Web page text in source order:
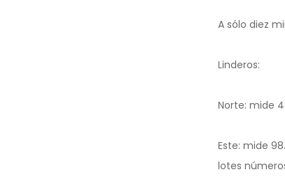
A sólo diez
Linderos:
Norte: mide
Este: mide
lotes